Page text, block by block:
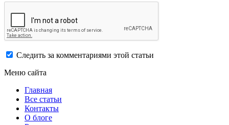
Следить за комментариями этой статьи
Меню сайта
Главная
Все статьи
Контакты
О блоге